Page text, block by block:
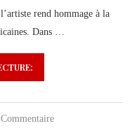
rend hommage à la
Dans …